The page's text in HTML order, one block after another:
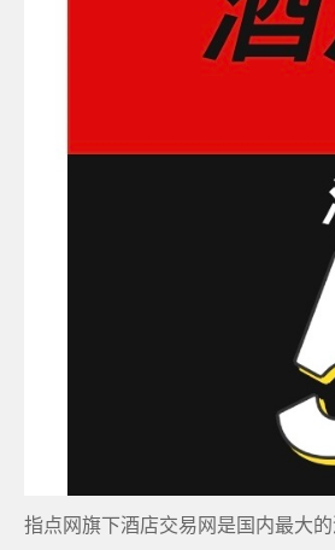
指点网旗下酒店交易网是国内最大